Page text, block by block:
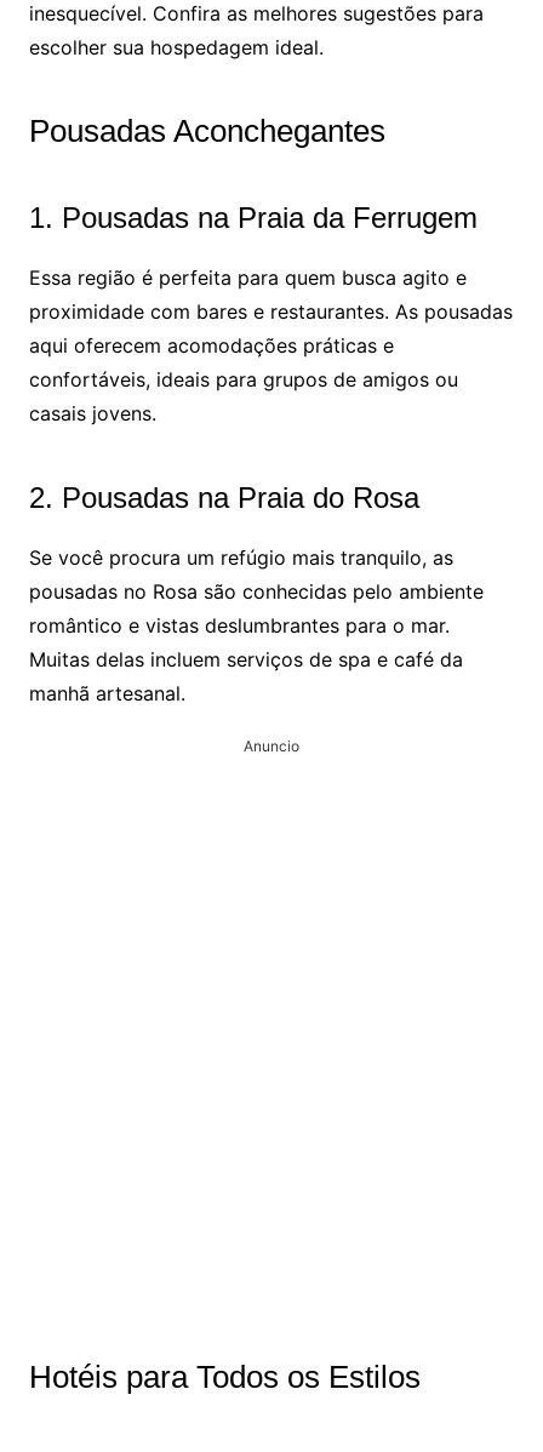
inesquecível. Confira as melhores sugestões para
escolher sua hospedagem ideal.
Pousadas Aconchegantes
1. Pousadas na Praia da Ferrugem
Essa região é perfeita para quem busca agito e
proximidade com bares e restaurantes. As pousadas
aqui oferecem acomodações práticas e
confortáveis, ideais para grupos de amigos ou
casais jovens.
2. Pousadas na Praia do Rosa
Se você procura um refúgio mais tranquilo, as
pousadas no Rosa são conhecidas pelo ambiente
romântico e vistas deslumbrantes para o mar.
Muitas delas incluem serviços de spa e café da
manhã artesanal.
Anuncio
Hotéis para Todos os Estilos